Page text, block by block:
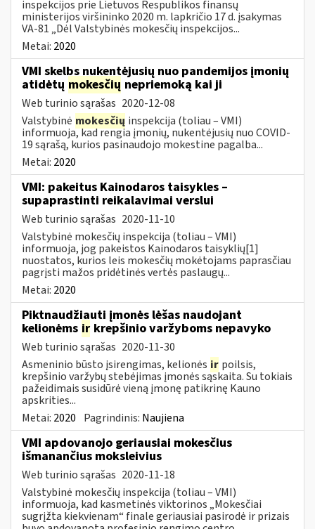
inspekcijos prie Lietuvos Respublikos finansų
ministerijos viršininko 2020 m. lapkričio 17 d. įsakymas
VA-81 „Dėl Valstybinės mokesčių inspekcijos...
Metai: 2020
VMI skelbs nukentėjusių nuo pandemijos įmonių
atidėtų mokesčių nepriemoką kai ji
Web turinio sąrašas 2020-12-08
Valstybinė mokesčių inspekcija (toliau – VMI)
informuoja, kad rengia įmonių, nukentėjusių nuo COVID-
19 sąrašą, kurios pasinaudojo mokestine pagalba...
Metai: 2020
VMI: pakeitus Kainodaros taisykles –
supaprastinti reikalavimai verslui
Web turinio sąrašas 2020-11-10
Valstybinė mokesčių inspekcija (toliau – VMI)
informuoja, jog pakeistos Kainodaros taisyklių[1]
nuostatos, kurios leis mokesčių mokėtojams paprasčiau
pagrįsti mažos pridėtinės vertės paslaugų...
Metai: 2020
Piktnaudžiauti įmonės lėšas naudojant
kelionėms ir krepšinio varžyboms nepavyko
Web turinio sąrašas 2020-11-30
Asmeninio būsto įsirengimas, kelionės ir poilsis,
krepšinio varžybų stebėjimas įmonės sąskaita. Su tokiais
pažeidimais susidūrė vieną įmonę patikrinę Kauno
apskrities...
Metai: 2020 Pagrindinis: Naujiena
VMI apdovanojo geriausiai mokesčius
išmanančius moksleivius
Web turinio sąrašas 2020-11-18
Valstybinė mokesčių inspekcija (toliau – VMI)
informuoja, kad kasmetinės viktorinos „Mokesčiai
sugrįžta kiekvienam“ finale geriausiai pasirodė ir prizais